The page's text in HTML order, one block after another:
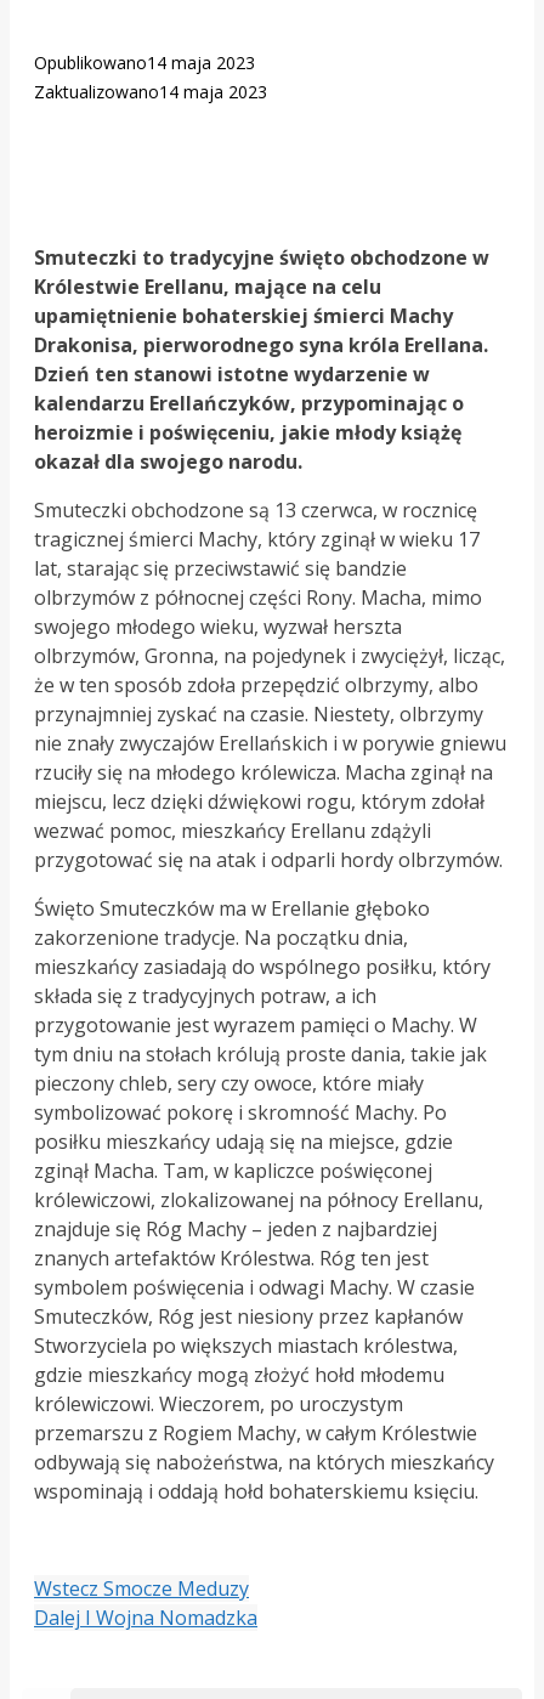
Opublikowano14 maja 2023
Zaktualizowano14 maja 2023
Smuteczki to tradycyjne święto obchodzone w
Królestwie Erellanu, mające na celu
upamiętnienie bohaterskiej śmierci Machy
Drakonisa, pierworodnego syna króla Erellana.
Dzień ten stanowi istotne wydarzenie w
kalendarzu Erellańczyków, przypominając o
heroizmie i poświęceniu, jakie młody książę
okazał dla swojego narodu.
Smuteczki obchodzone są 13 czerwca, w rocznicę
tragicznej śmierci Machy, który zginął w wieku 17
lat, starając się przeciwstawić się bandzie
olbrzymów z północnej części Rony. Macha, mimo
swojego młodego wieku, wyzwał herszta
olbrzymów, Gronna, na pojedynek i zwyciężył, licząc,
że w ten sposób zdoła przepędzić olbrzymy, albo
przynajmniej zyskać na czasie. Niestety, olbrzymy
nie znały zwyczajów Erellańskich i w porywie gniewu
rzuciły się na młodego królewicza. Macha zginął na
miejscu, lecz dzięki dźwiękowi rogu, którym zdołał
wezwać pomoc, mieszkańcy Erellanu zdążyli
przygotować się na atak i odparli hordy olbrzymów.
Święto Smuteczków ma w Erellanie głęboko
zakorzenione tradycje. Na początku dnia,
mieszkańcy zasiadają do wspólnego posiłku, który
składa się z tradycyjnych potraw, a ich
przygotowanie jest wyrazem pamięci o Machy. W
tym dniu na stołach królują proste dania, takie jak
pieczony chleb, sery czy owoce, które miały
symbolizować pokorę i skromność Machy. Po
posiłku mieszkańcy udają się na miejsce, gdzie
zginął Macha. Tam, w kapliczce poświęconej
królewiczowi, zlokalizowanej na północy Erellanu,
znajduje się Róg Machy – jeden z najbardziej
znanych artefaktów Królestwa. Róg ten jest
symbolem poświęcenia i odwagi Machy. W czasie
Smuteczków, Róg jest niesiony przez kapłanów
Stworzyciela po większych miastach królestwa,
gdzie mieszkańcy mogą złożyć hołd młodemu
królewiczowi. Wieczorem, po uroczystym
przemarszu z Rogiem Machy, w całym Królestwie
odbywają się nabożeństwa, na których mieszkańcy
wspominają i oddają hołd bohaterskiemu księciu.
Wstecz Smocze Meduzy
Dalej I Wojna Nomadzka